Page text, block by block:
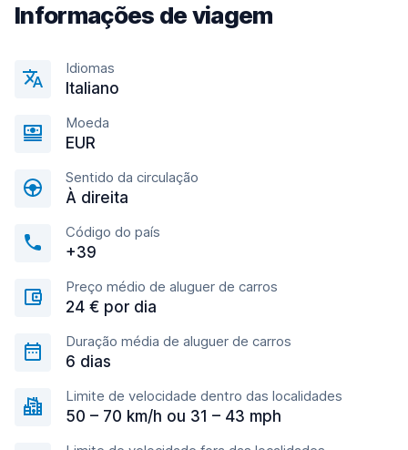
Informações de viagem
Idiomas
Italiano
Moeda
EUR
Sentido da circulação
À direita
Código do país
+39
Preço médio de aluguer de carros
24 € por dia
Duração média de aluguer de carros
6 dias
Limite de velocidade dentro das localidades
50 – 70 km/h ou 31 – 43 mph